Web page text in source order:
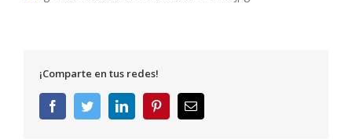
¡Comparte en tus redes!
FacebookTwitterLinkedInPinterestCorreo
electrónico